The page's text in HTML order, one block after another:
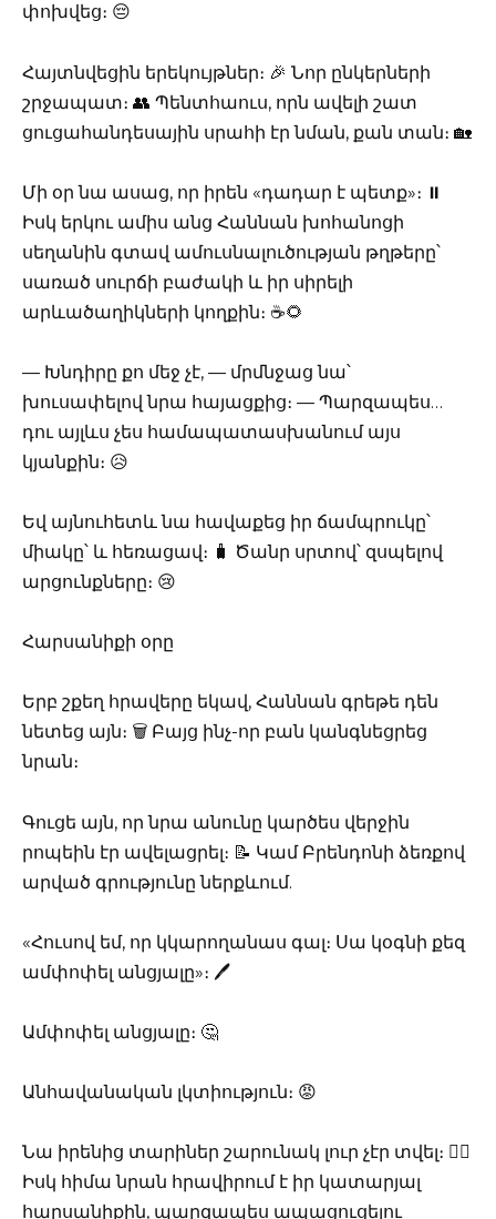
փոխվեց։ 😔
Հայտնվեցին երեկույթներ։ 🎉 Նոր ընկերների
շրջապատ։ 👥 Պենտհաուս, որն ավելի շատ
ցուցահանդեսային սրահի էր նման, քան տան։ 🏡
Մի օր նա ասաց, որ իրեն «դադար է պետք»։ ⏸️
Իսկ երկու ամիս անց Հաննան խոհանոցի
սեղանին գտավ ամուսնալուծության թղթերը՝
սառած սուրճի բաժակի և իր սիրելի
արևածաղիկների կողքին։ ☕️🌻
— Խնդիրը քո մեջ չէ, — մրմնջաց նա՝
խուսափելով նրա հայացքից։ — Պարզապես…
դու այլևս չես համապատասխանում այս
կյանքին։ 😥
Եվ այնուհետև նա հավաքեց իր ճամպրուկը՝
միակը՝ և հեռացավ։ 🧳 Ծանր սրտով՝ զսպելով
արցունքները։ 😢
Հարսանիքի օրը
Երբ շքեղ հրավերը եկավ, Հաննան գրեթե դեն
նետեց այն։ 🗑️ Բայց ինչ-որ բան կանգնեցրեց
նրան։
Գուցե այն, որ նրա անունը կարծես վերջին
րոպեին էր ավելացրել։ 📝 Կամ Բրենդոնի ձեռքով
արված գրությունը ներքևում.
«Հուսով եմ, որ կկարողանաս գալ։ Սա կօգնի քեզ
ամփոփել անցյալը»։ 🖊️
Ամփոփել անցյալը։ 🤔
Անհավանական լկտիություն։ 😡
Նա իրենից տարիներ շարունակ լուր չէր տվել։ 🤷‍♀️
Իսկ հիմա նրան հրավիրում է իր կատարյալ
հարսանիքին, պարզապես ապացուցելու